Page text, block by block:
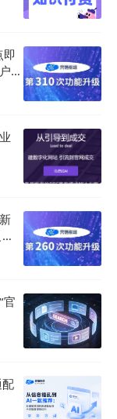
云充分了解三
位，在多处信
展现手艺人工
企业情况时附
年商贸文化，
重感，引发消
可
官